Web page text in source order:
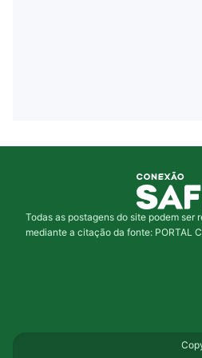
Todas as postagens do site podem ser
mediante a citação da fonte: PORTAL